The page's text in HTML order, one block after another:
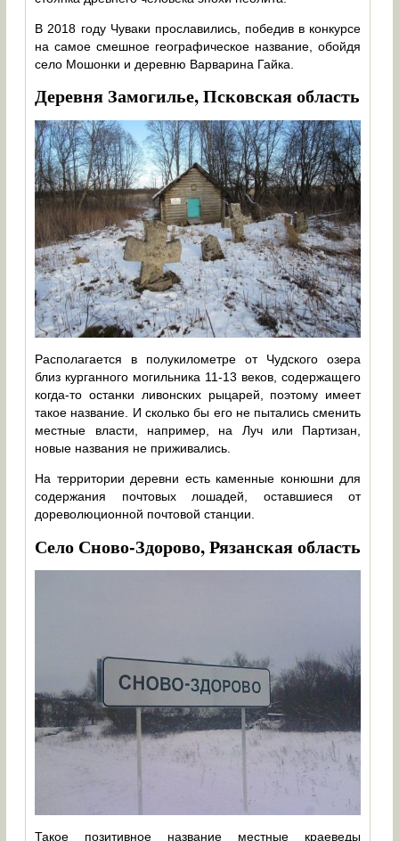
В 2018 году Чуваки прославились, победив в конкурсе
на самое смешное географическое название, обойдя
село Мошонки и деревню Варварина Гайка.
Деревня Замогилье, Псковская область
Располагается в полукилометре от Чудского озера
близ курганного могильника 11-13 веков, содержащего
когда-то останки ливонских рыцарей, поэтому имеет
такое название. И сколько бы его не пытались сменить
местные власти, например, на Луч или Партизан,
новые названия не приживались.
На территории деревни есть каменные конюшни для
содержания почтовых лошадей, оставшиеся от
дореволюционной почтовой станции.
Село Сново-Здорово, Рязанская область
Такое позитивное название местные краеведы